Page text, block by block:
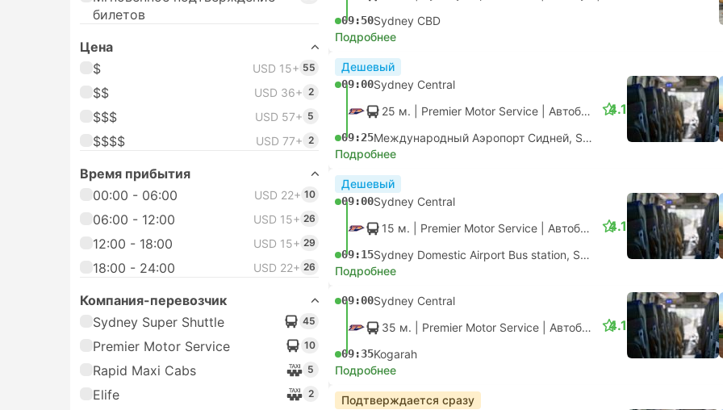
билетов
Цена
$
USD 15+ 55
$$ USD 36+ 2
$$$ USD 57+ 5
$$$$ USD 77+ 2
Время прибытия
00:00 - 06:00
USD 22+ 10
06:00 - 12:00 USD 15+ 26
12:00 - 18:00 USD 15+ 29
18:00 - 24:00 USD 22+ 26
Компания-перевозчик
Sydney Super Shuttle
45
Premier Motor Service 10
Rapid Maxi Cabs 5
Elife 2
09:50Sydney CBD
Подробнее
Дешевый
09:00Sydney Central
25 м. | Premier Motor Service Автобус |Местный
09:25 Международный Аэропорт Сидней, Sydney Airport
4.1
Подробнее
Дешевый
09:00Sydney Central
15 м. | Premier Motor Service Автобус |Местный
09:15 Sydney Domestic Airport Bus station, Sydney Airport
4.1
Подробнее
09:00Sydney Central
35 м. | Premier Motor Service Автобус |Местный
09:35Kogarah
4.1
Подробнее
Подтверждается сразу